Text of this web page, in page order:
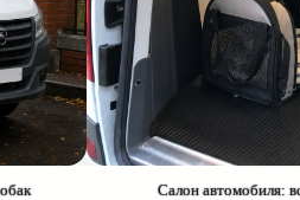
Салон автомобиля: